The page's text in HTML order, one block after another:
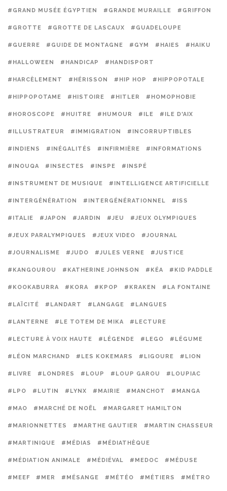
#GRAND MUSÉE ÉGYPTIEN #GRANDE MURAILLE #GRIFFON
#GROTTE #GROTTE DE LASCAUX #GUADELOUPE
#GUERRE #GUIDE DE MONTAGNE #GYM #HAIES #HAIKU
#HALLOWEEN #HANDICAP #HANDISPORT
#HARCÈLEMENT #HÉRISSON #HIP HOP #HIPPOPOTALE
#HIPPOPOTAME #HISTOIRE #HITLER #HOMOPHOBIE
#HOROSCOPE #HUITRE #HUMOUR #ILE #ILE D'AIX
#ILLUSTRATEUR #IMMIGRATION #INCORRUPTIBLES
#INDIENS #INÉGALITÉS #INFIRMIÈRE #INFORMATIONS
#INOUQA #INSECTES #INSPE #INSPÉ
#INSTRUMENT DE MUSIQUE #INTELLIGENCE ARTIFICIELLE
#INTERGÉNÉRATION #INTERGÉNÉRATIONNEL #ISS
#ITALIE #JAPON #JARDIN #JEU #JEUX OLYMPIQUES
#JEUX PARALYMPIQUES #JEUX VIDEO #JOURNAL
#JOURNALISME #JUDO #JULES VERNE #JUSTICE
#KANGOUROU #KATHERINE JOHNSON #KÉA #KID PADDLE
#KOOKABURRA #KORA #KPOP #KRAKEN #LA FONTAINE
#LAÏCITÉ #LANDART #LANGAGE #LANGUES
#LANTERNE #LE TOTEM DE MIKA #LECTURE
#LECTURE À VOIX HAUTE #LÉGENDE #LEGO #LÉGUME
#LÉON MARCHAND #LES KOKEMARS #LIGOURE #LION
#LIVRE #LONDRES #LOUP #LOUP GAROU #LOUPIAC
#LPO #LUTIN #LYNX #MAIRIE #MANCHOT #MANGA
#MAO #MARCHÉ DE NOËL #MARGARET HAMILTON
#MARIONNETTES #MARTHE GAUTIER #MARTIN CHASSEUR
#MARTINIQUE #MÉDIAS #MÉDIATHÈQUE
#MÉDIATION ANIMALE #MÉDIÉVAL #MEDOC #MÉDUSE
#MEEF #MER #MÉSANGE #MÉTÉO #MÉTIERS #MÉTRO